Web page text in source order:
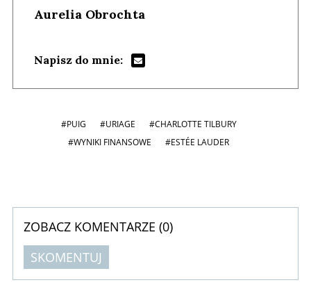
Aurelia Obrochta
Napisz do mnie:
#PUIG #URIAGE
#CHARLOTTE TILBURY
#WYNIKI FINANSOWE
#ESTÉE LAUDER
ZOBACZ KOMENTARZE (0)
SKOMENTUJ